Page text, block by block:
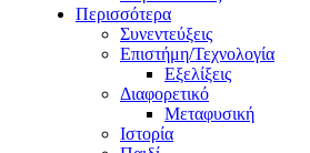
Περισσότερα
Συνεντεύξεις
Επιστήμη/Τεχνολογία
Εξελίξεις
Διαφορετικό
Μεταφυσική
Ιστορία